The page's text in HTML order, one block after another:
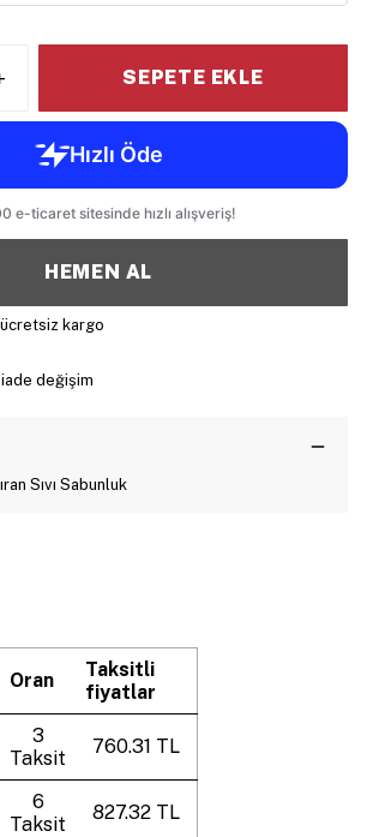
SEPETE EKLE
HEMEN AL
kargo
değişim
Sıvı Sabunluk
Oran
Taksitli
fiyatlar
3
Taksit
760.31 TL
6
Taksit
827.32 TL